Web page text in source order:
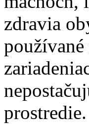
zdravia
prostredie.